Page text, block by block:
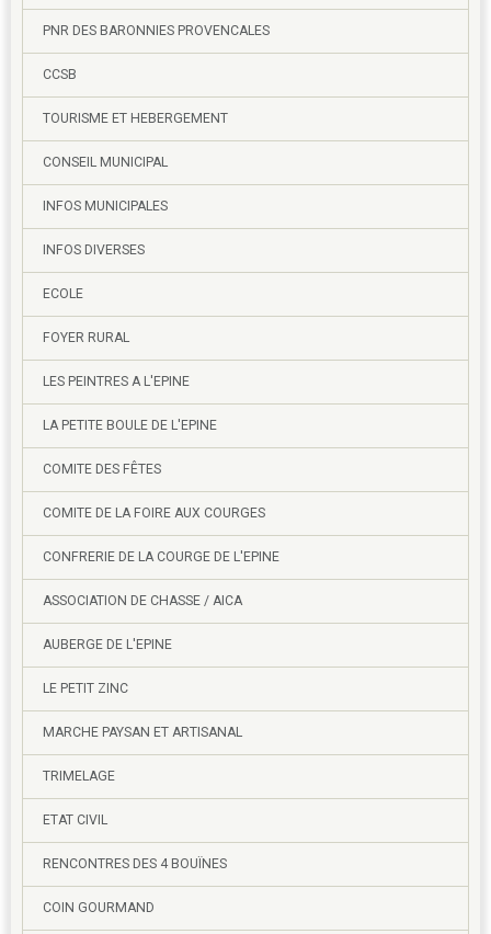
PNR DES BARONNIES PROVENCALES
CCSB
TOURISME ET HEBERGEMENT
CONSEIL MUNICIPAL
INFOS MUNICIPALES
INFOS DIVERSES
ECOLE
FOYER RURAL
LES PEINTRES A L'EPINE
LA PETITE BOULE DE L'EPINE
COMITE DES FÊTES
COMITE DE LA FOIRE AUX COURGES
CONFRERIE DE LA COURGE DE L'EPINE
ASSOCIATION DE CHASSE / AICA
AUBERGE DE L'EPINE
LE PETIT ZINC
MARCHE PAYSAN ET ARTISANAL
TRIMELAGE
ETAT CIVIL
RENCONTRES DES 4 BOUÏNES
COIN GOURMAND